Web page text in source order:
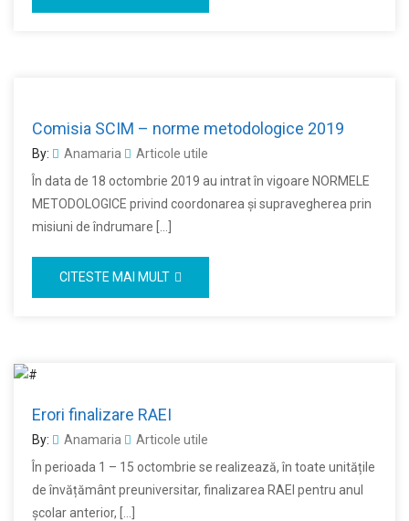
Comisia SCIM – norme metodologice 2019
By: Anamaria
Articole utile
În data de 18 octombrie 2019 au intrat în vigoare NORMELE
METODOLOGICE privind coordonarea şi supravegherea prin
misiuni de îndrumare […]
CITESTE MAI MULT
Erori finalizare RAEI
By: Anamaria
Articole utile
În perioada 1 – 15 octombrie se realizează, în toate unitățile
de învățământ preuniversitar, finalizarea RAEI pentru anul
școlar anterior, […]